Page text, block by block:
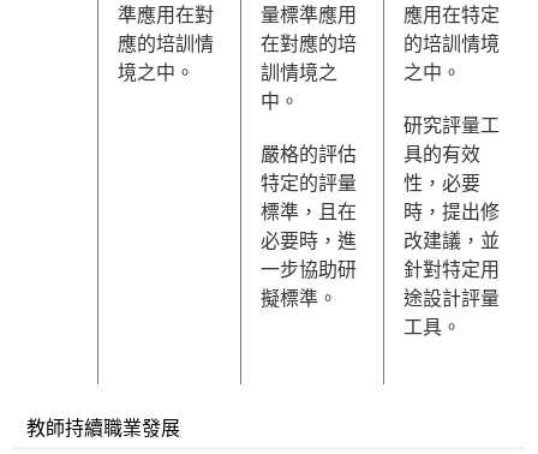
教師持續職業發展
準應用在對
應的培訓情
境之中。
量標準應用
在對應的培
訓情境之
中。
嚴格的評估
特定的評量
標準，且在
必要時，進
一步協助研
擬標準。
應用在特定
的培訓情境
之中。
研究評量工
具的有效
性，必要
時，提出修
改建議，並
針對特定用
途設計評量
工具。